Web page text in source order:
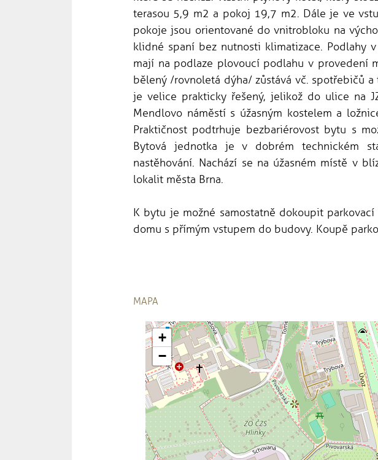
terasou 5,9 m2 a pokoj 19,7 m2. Dále je ve
pokoje jsou orientované do vnitrobloku na
klidné spaní bez nutnosti klimatizace. Podlahy
mají na podlaze plovoucí podlahu v provedení
bělený /rovnoletá dýha/ zůstává vč. spotřebičů
je velice prakticky řešený, jelikož do ulice na
Mendlovo náměstí s úžasným kostelem a
Praktičnost podtrhuje bezbariérovost bytu s
Bytová jednotka je v dobrém technickém
nastěhování. Nachází se na úžasném místě v
lokalit města Brna.
K bytu je možné samostatně dokoupit
domu s přímým vstupem do budovy. Koupě
MAPA
+
−